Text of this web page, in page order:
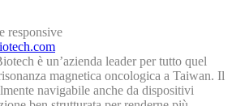
responsive
è un’azienda leader per tutto quel
magnetica oncologica a Taiwan. Il
navigabile anche da dispositivi